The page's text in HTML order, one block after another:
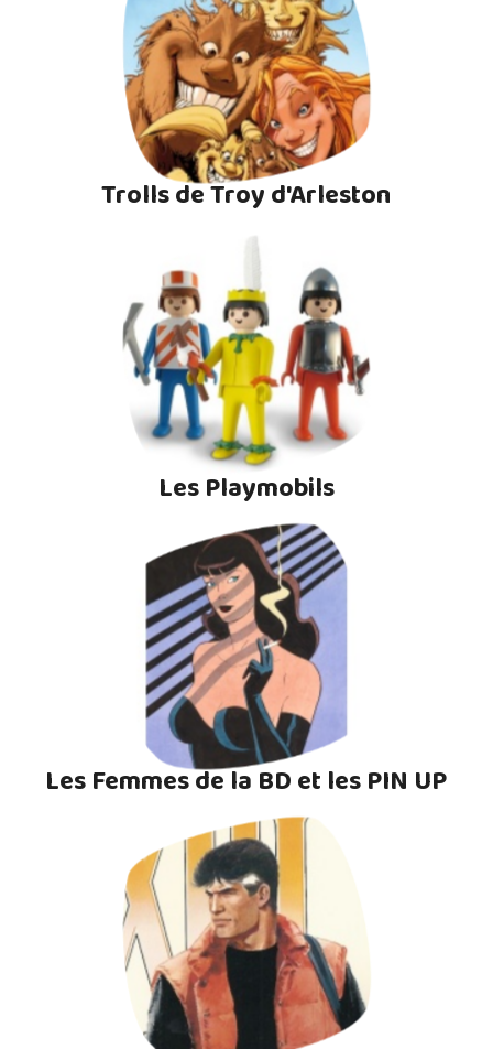
Trolls de Troy d'Arleston
Les Playmobils
Les Femmes de la BD et les PIN UP